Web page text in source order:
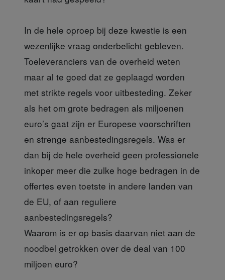
In de hele oproep bij deze kwestie is een
wezenlijke vraag onderbelicht gebleven.
Toeleveranciers van de overheid weten
maar al te goed dat ze geplaagd worden
met strikte regels voor uitbesteding. Zeker
als het om grote bedragen als miljoenen
euro’s gaat zijn er Europese voorschriften
en strenge aanbestedingsregels. Was er
dan bij de hele overheid geen professionele
inkoper meer die zulke hoge bedragen in de
offertes even toetste in andere landen van
de EU, of aan reguliere
aanbestedingsregels?
Waarom is er op basis daarvan niet aan de
noodbel getrokken over de deal van 100
miljoen euro?